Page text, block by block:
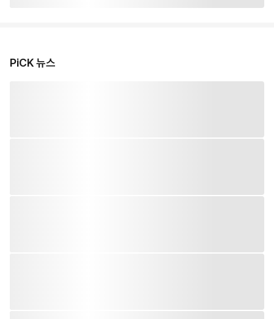
PiCK 뉴스